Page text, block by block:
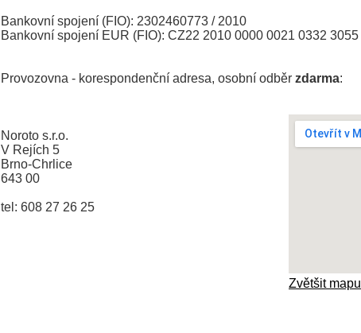
Bankovní spojení (FIO): 2302460773 / 2010
Bankovní spojení EUR (FIO): CZ22 2010 0000 0021 0332 3055
Provozovna - korespondenční adresa, osobní odběr zdarma:
Noroto s.r.o.
V Rejích 5
Brno-Chrlice
643 00
tel: 608 27 26 25
Zvětšit mapu